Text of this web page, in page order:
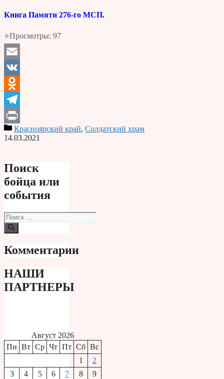
Книга Памяти 276-го МСП.
⭐Просмотры: 97
Email
VK
Odnoklassniki
Telegram
PrintКрасноярский край, Солдатский храм
14.03.2021
Поиск
бойца или
события
Поиск:
Комментарии
НАШИ
ПАРТНЕРЫ
Август 2026
Пн Вт Ср Чт Пт Сб Вс
1
2
3
4 5 6 7 8
9